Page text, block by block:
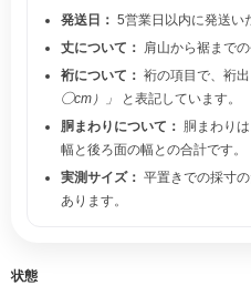
発送日： 5営業日以内に発送い
丈について： 肩山から裾までの
裄について： 裄の項目で、裄
◯cm）」
と表記しています。
胴まわりについて：
胴まわり
幅と後ろ面の幅との合計です。
実測サイズ： 平置きでの採寸
あります。
状態